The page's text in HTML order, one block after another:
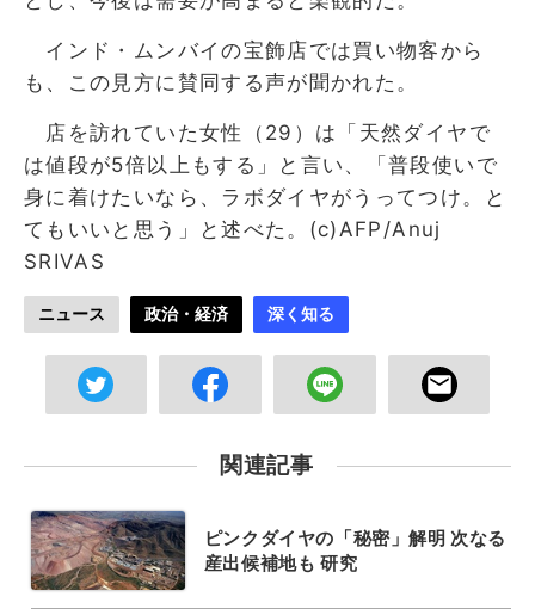
インド・ムンバイの宝飾店では買い物客から
も、この見方に賛同する声が聞かれた。
店を訪れていた女性（29）は「天然ダイヤで
は値段が5倍以上もする」と言い、「普段使いで
身に着けたいなら、ラボダイヤがうってつけ。と
てもいいと思う」と述べた。(c)AFP/Anuj
SRIVAS
ニュース 政治・経済 深く知る
関連記事
ピンクダイヤの「秘密」解明 次なる
産出候補地も 研究